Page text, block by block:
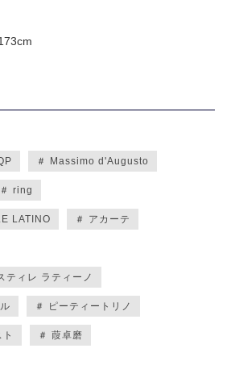
＃ Massimo d'Augusto
＃ ring
LATINO ＃ アカーテ
ティレ ラティーノ
＃ ピーティートリノ
＃ 葭卓磨